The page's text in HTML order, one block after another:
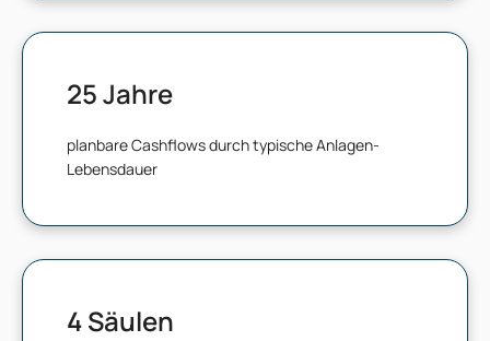
25Jahre
planbare Cashflows durch typische Anlagen-
Lebensdauer
4Säulen